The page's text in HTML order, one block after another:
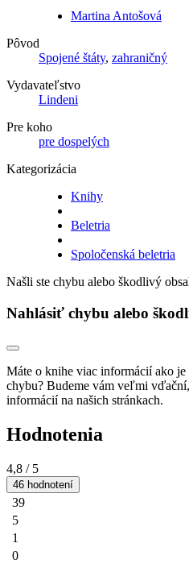
Martina Antošová
Pôvod
Spojené štáty, zahraničný
Vydavateľstvo
Lindeni
Pre koho
pre dospelých
Kategorizácia
Knihy
Beletria
Spoločenská beletria
Našli ste chybu alebo škodlivý
Nahlásiť chybu alebo
Máte o knihe viac informácií ako je
chybu? Budeme vám veľmi
informácií na našich stránkach.
Hodnotenia
4,8 / 5
46 hodnotení
39
5
1
0